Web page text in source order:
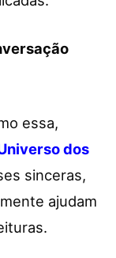
essa,
dos
sinceras,
ajudam